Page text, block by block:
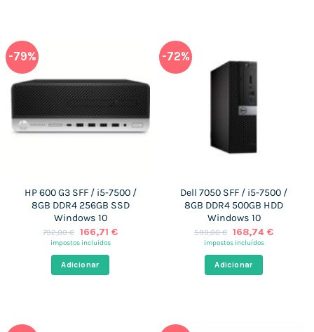
-79%
HP 600 G3 SFF / i5-7500 /
8GB DDR4 256GB SSD
Windows 10
792,00€ O
preço
era:
792,00 €.
166,71 €O
impostos incluídos
Adicionar
-72%
Dell 7050 SFF / i5-7500 /
8GB DDR4 500GB HDD
Windows 10
599,00€ O
preço
era:
599,00 €.
168,74 €O
impostos incluídos
Adicionar